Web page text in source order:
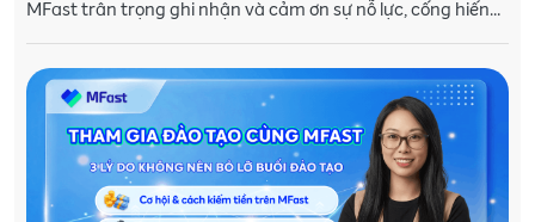
MFast trân trọng ghi nhận và cảm ơn sự nỗ lực, cống hiến
không ngừng của các MFasters trên hành tr�